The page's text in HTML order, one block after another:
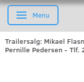
Skifte navigation
Menu
Trailersalg: Mikael
Pernille Pedersen -